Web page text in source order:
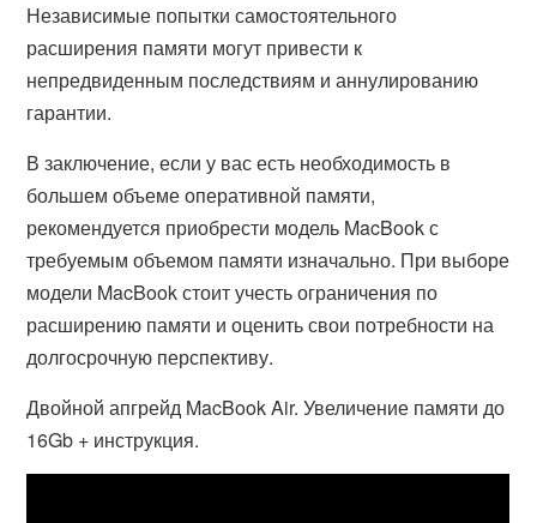
Независимые попытки самостоятельного
расширения памяти могут привести к
непредвиденным последствиям и аннулированию
гарантии.
В заключение, если у вас есть необходимость в
большем объеме оперативной памяти,
рекомендуется приобрести модель MacBook с
требуемым объемом памяти изначально. При выборе
модели MacBook стоит учесть ограничения по
расширению памяти и оценить свои потребности на
долгосрочную перспективу.
Двойной апгрейд MacBook Air. Увеличение памяти до
16Gb + инструкция.